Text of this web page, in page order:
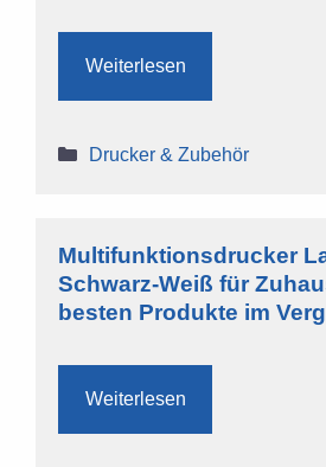
Weiterlesen
Kategorien
Drucker & Zubehör
Multifunktionsdrucker
Schwarz-Weiß für
besten Produkte im
Weiterlesen